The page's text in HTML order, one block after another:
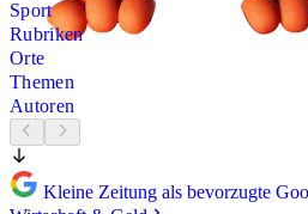
Sport
Rubriken
Orte
Themen
Autoren
Kleine Zeitung als bevorzugte